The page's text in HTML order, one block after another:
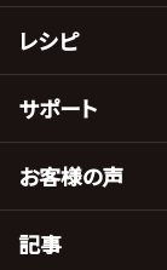
レシピ
サポート
お客様の声
記事